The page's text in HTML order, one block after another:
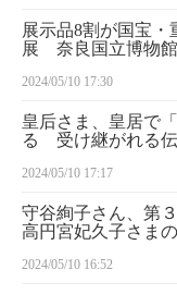
展示品8割が国宝
展 奈良国立博物館
2024/05/10 17:30
皇后さま、皇居で
る 受け継がれる
2024/05/10 17:17
守谷絢子さん、第
高円宮妃久子さま
2024/05/10 16:52